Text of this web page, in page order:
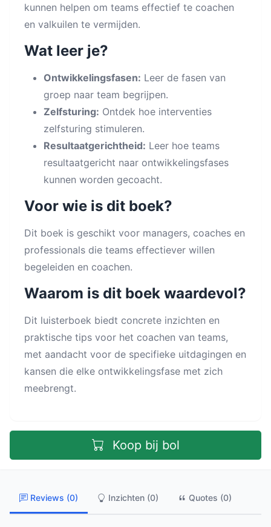
kunnen helpen om teams effectief te coachen
en valkuilen te vermijden.
Wat leer je?
Ontwikkelingsfasen: Leer de fasen van
groep naar team begrijpen.
Zelfsturing: Ontdek hoe interventies
zelfsturing stimuleren.
Resultaatgerichtheid: Leer hoe teams
resultaatgericht naar ontwikkelingsfases
kunnen worden gecoacht.
Voor wie is dit boek?
Dit boek is geschikt voor managers, coaches en
professionals die teams effectiever willen
begeleiden en coachen.
Waarom is dit boek waardevol?
Dit luisterboek biedt concrete inzichten en
praktische tips voor het coachen van teams,
met aandacht voor de specifieke uitdagingen en
kansen die elke ontwikkelingsfase met zich
meebrengt.
Koop bij bol
Reviews (0) Inzichten (0) Quotes (0)